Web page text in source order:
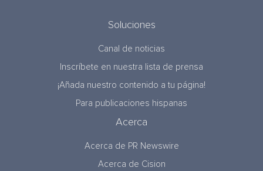
Soluciones
Canal de noticias
Inscríbete en nuestra lista de prensa
¡Añada nuestro contenido a tu página!
Para publicaciones hispanas
Acerca
Acerca de PR Newswire
Acerca de Cision